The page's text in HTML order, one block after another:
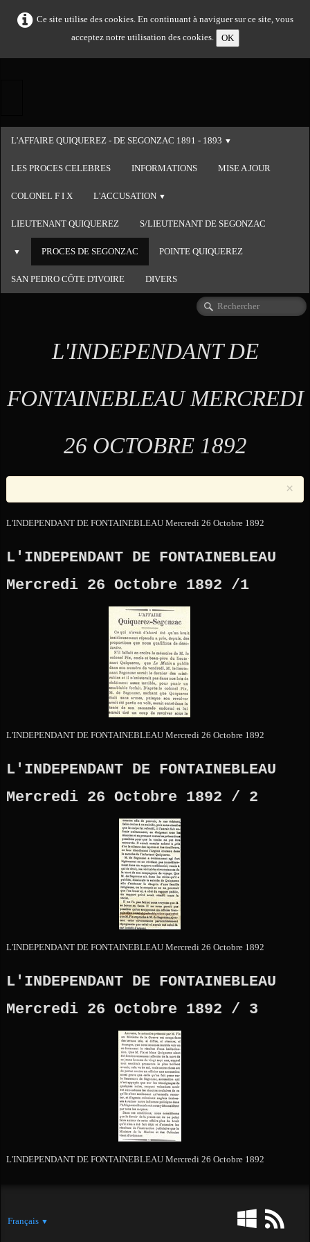
Ce site utilise des cookies. En continuant à naviguer sur ce site, vous
acceptez notre utilisation des cookies.
OK
L'AFFAIRE QUIQUEREZ - DE SEGONZAC 1891 - 1893 ▼
LES PROCES CELEBRES INFORMATIONS MISE A JOUR
COLONEL F I X L'ACCUSATION ▼
LIEUTENANT QUIQUEREZ S/LIEUTENANT DE SEGONZAC
▼ PROCES DE SEGONZAC POINTE QUIQUEREZ
SAN PEDRO CÔTE D'IVOIRE DIVERS
L'INDEPENDANT DE
FONTAINEBLEAU MERCREDI
26 OCTOBRE 1892
×
L'INDEPENDANT DE FONTAINEBLEAU Mercredi 26 Octobre 1892
L'INDEPENDANT DE FONTAINEBLEAU
Mercredi 26 Octobre 1892 /1
L'INDEPENDANT DE FONTAINEBLEAU Mercredi 26 Octobre 1892
L'INDEPENDANT DE FONTAINEBLEAU
Mercredi 26 Octobre 1892 / 2
L'INDEPENDANT DE FONTAINEBLEAU Mercredi 26 Octobre 1892
L'INDEPENDANT DE FONTAINEBLEAU
Mercredi 26 Octobre 1892 / 3
L'INDEPENDANT DE FONTAINEBLEAU Mercredi 26 Octobre 1892
Français ▼